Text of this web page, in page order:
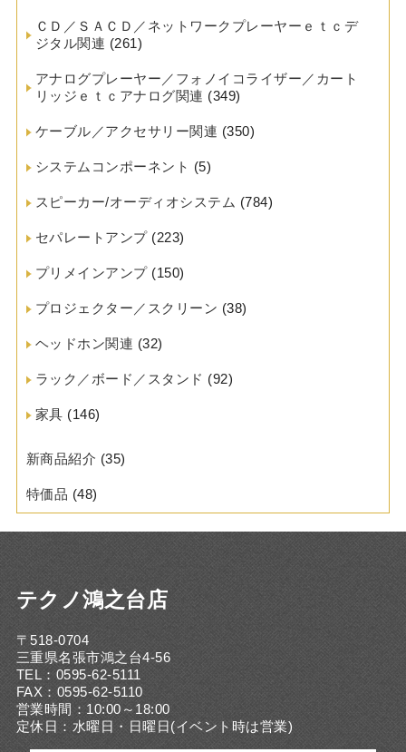
ＣＤ／ＳＡＣＤ／ネットワークプレーヤーｅｔｃデ
ジタル関連 (261)
アナログプレーヤー／フォノイコライザー／カート
リッジｅｔｃアナログ関連 (349)
ケーブル／アクセサリー関連 (350)
システムコンポーネント (5)
スピーカー/オーディオシステム (784)
セパレートアンプ(223)
プリメインアンプ(150)
プロジェクター／スクリーン (38)
ヘッドホン関連 (32)
ラック／ボード／スタンド (92)
家具 (146)
新商品紹介 (35)
特価品 (48)
テクノ鴻之台店
〒518-0704
三重県名張市鴻之台4-56
TEL：0595-62-5111
FAX：0595-62-5110
営業時間：10:00～18:00
定休日：水曜日・日曜日(イベント時は営業)